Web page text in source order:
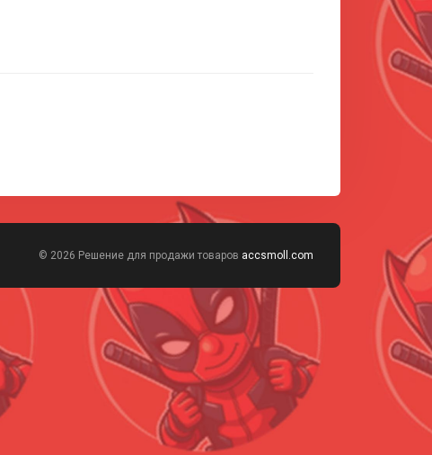
© 2026 Решение для продажи товаров accsmoll.com